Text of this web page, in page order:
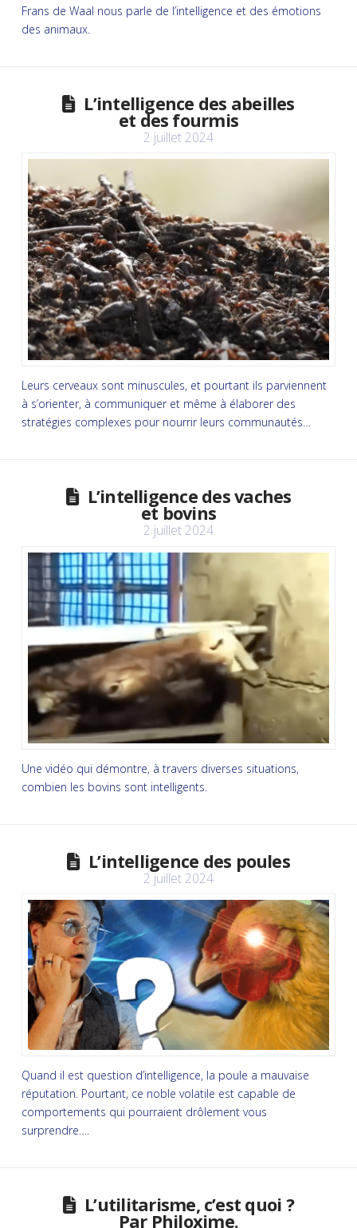
Frans de Waal nous parle de l’intelligence et des émotions
des animaux.
L’intelligence des abeilles
et des fourmis
2 juillet 2024
Leurs cerveaux sont minuscules, et pourtant ils parviennent
à s’orienter, à communiquer et même à élaborer des
stratégies complexes pour nourrir leurs communautés…
L’intelligence des vaches
et bovins
2 juillet 2024
Une vidéo qui démontre, à travers diverses situations,
combien les bovins sont intelligents.
L’intelligence des poules
2 juillet 2024
Quand il est question d’intelligence, la poule a mauvaise
réputation. Pourtant, ce noble volatile est capable de
comportements qui pourraient drôlement vous
surprendre….
L’utilitarisme, c’est quoi ?
Par Philoxime.